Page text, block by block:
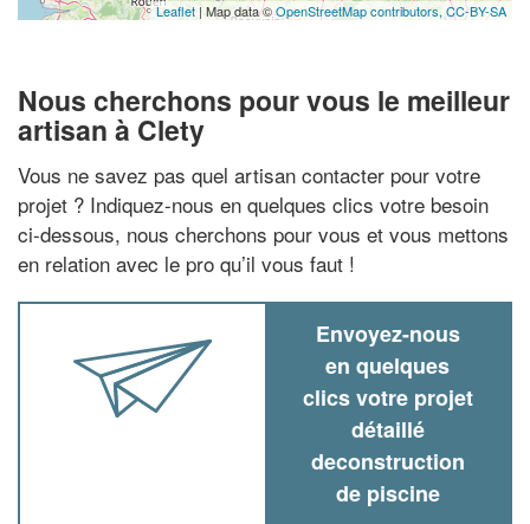
Leaflet | Map data ©OpenStreetMap contributors, CC-BY-SA
Nous cherchons pour vous le meilleur
artisan à Clety
Vous ne savez pas quel artisan contacter pour votre
projet ? Indiquez-nous en quelques clics votre besoin
ci-dessous, nous cherchons pour vous et vous mettons
en relation avec le pro qu’il vous faut !
Envoyez-nous
en quelques
clics votre projet
détaillé
deconstruction
de piscine